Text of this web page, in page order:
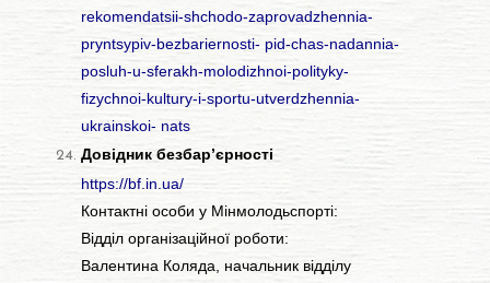
rekomendatsii-shchodo-zaprovadzhennia-
pryntsypiv-bezbariernosti- pid-chas-nadannia-
posluh-u-sferakh-molodizhnoi-polityky-
fizychnoi-kultury-i-sportu-utverdzhennia-
ukrainskoi- nats
Довідник безбар’єрності
https://bf.in.ua/
Контактні особи у Мінмолодьспорті:
Відділ організаційної роботи:
Валентина Коляда, начальник відділу